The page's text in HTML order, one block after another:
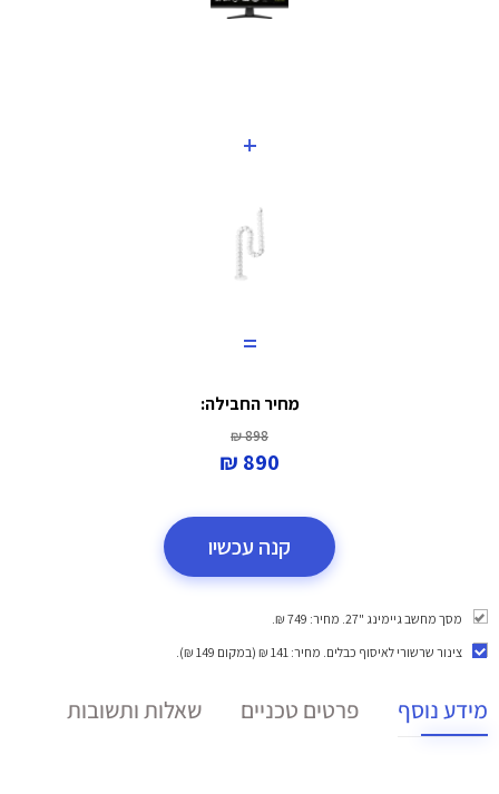
+
=
מחיר החבילה:
898 ₪
890 ₪
קנה עכשיו
מסך מחשב גיימינג "27. מחיר: 749 ₪.
צינור שרשורי לאיסוף כבלים. מחיר: 141 ₪ (במקום 149 ₪).
מידע נוסף פרטים טכניים שאלות ותשובות